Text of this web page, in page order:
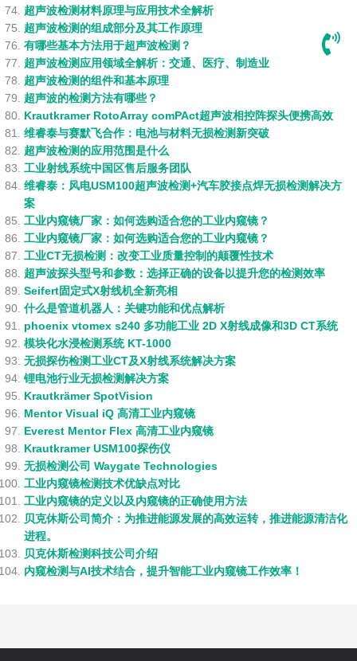
超声波检测材料原理与应用技术全解析
超声波检测的组成部分及其工作原理
有哪些基本方法用于超声波检测？
超声波检测应用领域全解析：交通、医疗、制造业
超声波检测的组件和基本原理
超声波的检测方法有哪些？
Krautkramer RotoArray comPAct超声波相控阵探头便携高效
维睿泰与赛默飞合作：电池与材料无损检测新突破
超声波检测的应用范围是什么
工业射线系统中国区售后服务团队
维睿泰：风电USM100超声波检测+汽车胶接点焊无损检测解决方
案
工业内窥镜厂家：如何选购适合您的工业内窥镜？
工业内窥镜厂家：如何选购适合您的工业内窥镜？
工业CT无损检测：改变工业质量控制的颠覆性技术
超声波探头型号和参数：选择正确的设备以提升您的检测效率
Seifert固定式X射线机全新亮相
什么是管道机器人：关键功能和优点解析
phoenix vtomex s240 多功能工业 2D X射线成像和3D CT系统
模块化水浸检测系统 KT-1000
无损探伤检测工业CT及X射线系统解决方案
锂电池行业无损检测解决方案
Krautkrämer SpotVision
Mentor Visual iQ 高清工业内窥镜
Everest Mentor Flex 高清工业内窥镜
Krautkramer USM100探伤仪
无损检测公司 Waygate Technologies
工业内窥镜检测技术优缺点对比
工业内窥镜的定义以及内窥镜的正确使用方法
贝克休斯公司简介：为推进能源发展的高效运转，推进能源清洁化
进程。
贝克休斯检测科技公司介绍
内窥检测与AI技术结合，提升智能工业内窥镜工作效率！